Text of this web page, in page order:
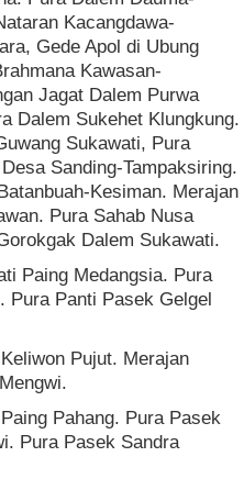
Kacangdawa-
Gede Apol di Ubung
Kawasan-
Jagat Dalem Purwa
Dalem Sukehet Klungkung.
Sukawati, Pura
Sanding-Tampaksiring.
Kesiman. Merajan
Pura Sahab Nusa
Dalem Sukawati.
Paing Medangsia. Pura
Pura Panti Pasek Gelgel
Pujut. Merajan
Pahang. Pura Pasek
Pura Pasek Sandra